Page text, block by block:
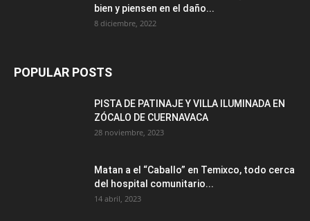
bien y piensen en el daño...
8 diciembre, 2022
POPULAR POSTS
PISTA DE PATINAJE Y VILLA ILUMINADA EN
ZÓCALO DE CUERNAVACA
28 noviembre, 2023
Matan a el “Caballo” en Temixco, todo cerca
del hospital comunitario...
14 abril, 2023